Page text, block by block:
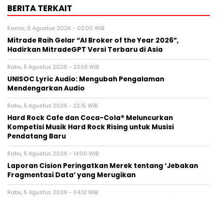
BERITA TERKAIT
Kamis, 6 Agustus 2026 - 02:00 WIB
Mitrade Raih Gelar “AI Broker of the Year 2026”,
Hadirkan MitradeGPT Versi Terbaru di Asia
Rabu, 5 Agustus 2026 - 23:58 WIB
UNISOC Lyric Audio: Mengubah Pengalaman
Mendengarkan Audio
Rabu, 5 Agustus 2026 - 22:15 WIB
Hard Rock Cafe dan Coca-Cola® Meluncurkan
Kompetisi Musik Hard Rock Rising untuk Musisi
Pendatang Baru
Rabu, 5 Agustus 2026 - 14:00 WIB
Laporan Cision Peringatkan Merek tentang ‘Jebakan
Fragmentasi Data’ yang Merugikan
Rabu, 5 Agustus 2026 - 04:12 WIB